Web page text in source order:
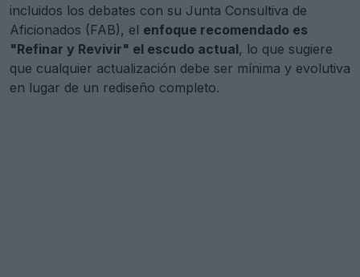
incluidos los debates con su Junta Consultiva de
Aficionados (FAB), el enfoque recomendado es
"Refinar y Revivir" el escudo actual, lo que sugiere
que cualquier actualización debe ser mínima y evolutiva
en lugar de un rediseño completo.